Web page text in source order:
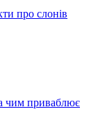
про слонів
чим приваблює